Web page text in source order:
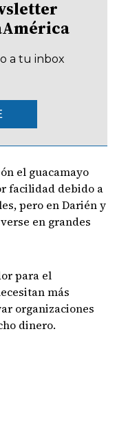
a tu inbox
el guacamayo
facilidad debido a
pero en Darién y
en grandes
para el
más
organizaciones
dinero.